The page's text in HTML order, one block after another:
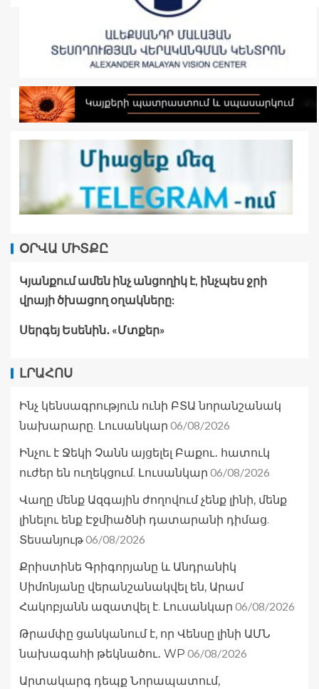
ՕՐՎԱ ՄԻՏՔԸ
Կյանքում ամեն ինչ անցողիկ է, ինչպես ջրի
վրայի ծխացող օղակները:
Սերգեյ Եսենին․ «Մտքեր»
ԼՐԱՀՈՍ
Ինչ կենսագրություն ունի ԲՏԱ նորանշանակ
նախարարը. Լուսանկար 06/08/2026
Ինչու է Ջեկի Չանն այցելել Բաքու․ հատուկ
ուժեր են ուղեկցում. Լուսանկար 06/08/2026
Վաղը մենք Ազգային ժողովում չենք լինի, մենք
լինելու ենք Էջմիածնի դատարանի դիմաց.
Տեսանյութ06/08/2026
Քրիստինե Գրիգորյանը և Անդրանիկ
Սիմոնյանը վերանշանակվել են, Արամ
Հակոբյանն ազատվել է. Լուսանկար 06/08/2026
Թրամփը ցանկանում է, որ Վենսը լինի ԱՄՆ
նախագահի թեկնածու․ WP 06/08/2026
Արտակարգ դեպք Նորապատում,